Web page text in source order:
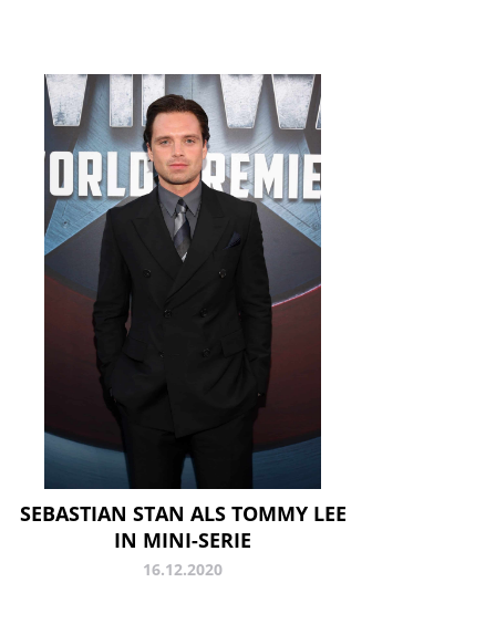
SEBASTIAN STAN ALS TOMMY LEE
IN MINI-SERIE
16.12.2020